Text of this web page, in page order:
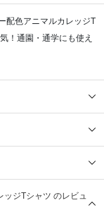
配色アニマルカレッジT
！通園・通学にも使え
ジTシャツ のレビュ